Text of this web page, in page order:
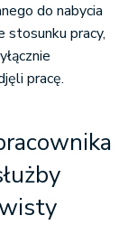
do nabycia
stosunku pracy,
pracę.